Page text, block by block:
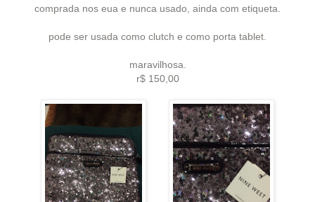
comprada nos eua e nunca usado, ainda com etiqueta.
pode ser usada como clutch e como porta tablet.
maravilhosa.
r$ 150,00